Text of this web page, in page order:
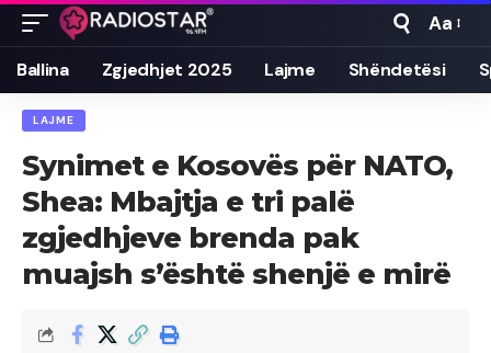
Font
Resizer
Aa
Ballina Zgjedhjet 2025 Lajme Shëndetësi
LAJME
Synimet e Kosovës për NATO,
Shea: Mbajtja e tri palë
zgjedhjeve brenda pak
muajsh s’është shenjë e mirë